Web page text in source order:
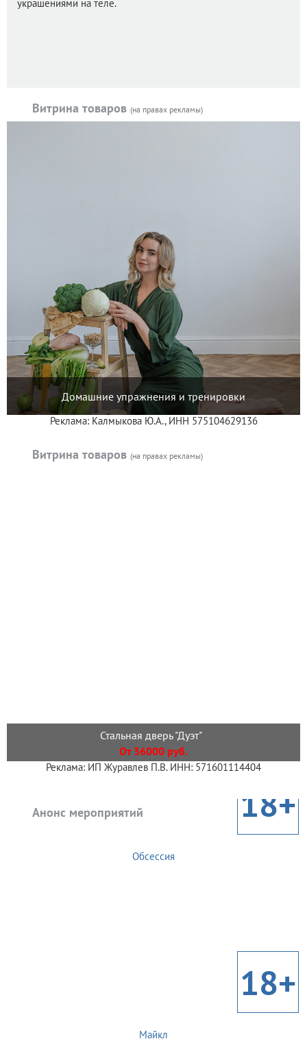
украшениями на теле.
Витрина товаров (на правах рекламы)
Домашние упражнения и тренировки
Реклама: Калмыкова Ю.А., ИНН 575104629136
Витрина товаров (на правах рекламы)
Стальная дверь "Дуэт"
От 36000 руб.
Реклама: ИП Журавлев П.В. ИНН: 571601114404
Анонс мероприятий 18+
Обсессия
18+
Майкл